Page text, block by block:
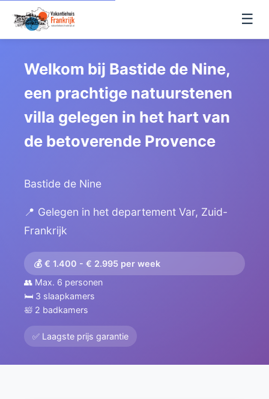
☰
Welkom bij Bastide de Nine,
een prachtige natuurstenen
villa gelegen in het hart van
de betoverende Provence
Bastide de Nine
📍 Gelegen in het departement Var, Zuid-
Frankrijk
💰 € 1.400 - € 2.995 per week
👥 Max. 6 personen
🛏️ 3 slaapkamers
🛀 2 badkamers
✅ Laagste prijs garantie